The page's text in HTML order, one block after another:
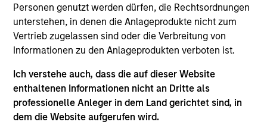
Personen genutzt werden dürfen, die Rechtsordnungen
unterstehen, in denen die Anlageprodukte nicht zum
Vertrieb zugelassen sind oder die Verbreitung von
Informationen zu den Anlageprodukten verboten ist.
Ich verstehe auch, dass die auf dieser Website
enthaltenen Informationen nicht an Dritte als
professionelle Anleger in dem Land gerichtet sind, in
dem die Website aufgerufen wird.
for portfolio alpha.
The BEAT Video - Q3 2026
17-JUL-2026
In The BEAT for Q3 2026 we highlighted five
important themes, amongst others, that we
see across the global investment landscape.